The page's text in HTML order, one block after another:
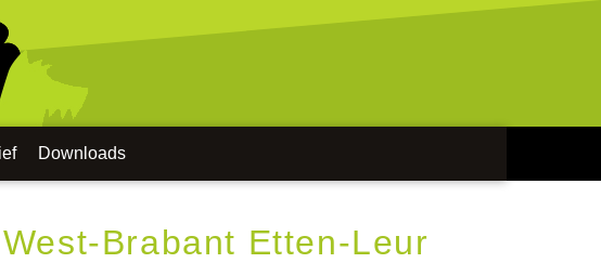
Downloads
Brabant Etten-Leur